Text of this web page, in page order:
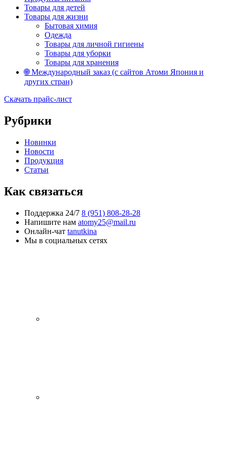
Товары для детей
Товары для жизни
Бытовая химия
Одежда
Товары для личной гигиены
Товары для уборки
Товары для хранения
🌐 Международный заказ (с сайтов Атоми Япония и
других стран)
Скачать прайс-лист
Рубрики
Новинки
Новости
Продукция
Статьи
Как связаться
Поддержка 24/7 8 (951) 808-28-28
Напишите нам atomy25@mail.ru
Онлайн-чат tanutkina
Мы в социальных сетях